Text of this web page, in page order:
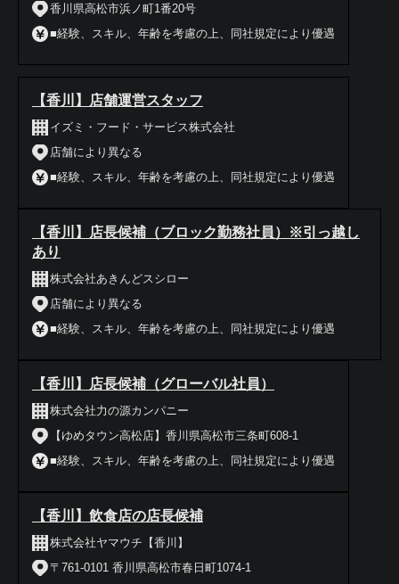
香川県高松市浜ノ町1番20号
■経験、スキル、年齢を考慮の上、同社規定により優遇
【香川】店舗運営スタッフ
イズミ・フード・サービス株式会社
店舗により異なる
■経験、スキル、年齢を考慮の上、同社規定により優遇
【香川】店長候補（ブロック勤務社員）※引っ越し
あり
株式会社あきんどスシロー
店舗により異なる
■経験、スキル、年齢を考慮の上、同社規定により優遇
【香川】店長候補（グローバル社員）
株式会社力の源カンパニー
【ゆめタウン高松店】香川県高松市三条町608-1
■経験、スキル、年齢を考慮の上、同社規定により優遇
【香川】飲食店の店長候補
株式会社ヤマウチ【香川】
〒761-0101 香川県高松市春日町1074-1